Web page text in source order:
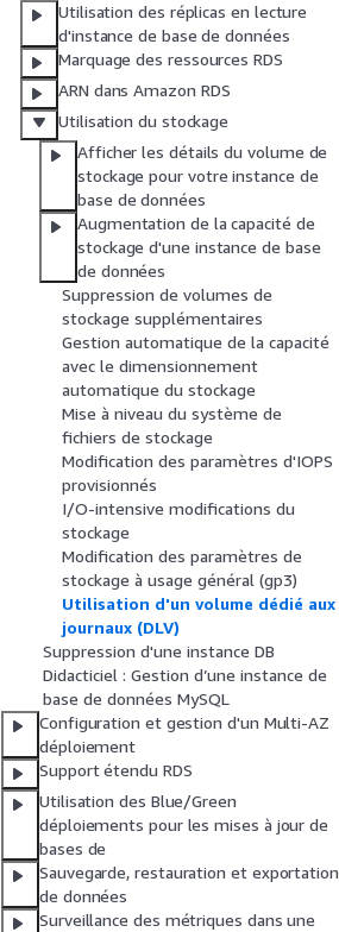
Utilisation des réplicas en lecture
d'instance de base de données
Marquage des ressources RDS
ARN dans Amazon RDS
Utilisation du stockage
Afficher les détails du volume de
stockage pour votre instance de
base de données
Augmentation de la capacité de
stockage d'une instance de base
de données
Suppression de volumes de
stockage supplémentaires
Gestion automatique de la capacité
avec le dimensionnement
automatique du stockage
Mise à niveau du système de
fichiers de stockage
Modification des paramètres d'IOPS
provisionnés
I/O-intensive modifications du
stockage
Modification des paramètres de
stockage à usage général (gp3)
Utilisation d'un volume dédié aux
journaux (DLV)
Suppression d'une instance DB
Didacticiel : Gestion d’une instance de
base de données MySQL
Configuration et gestion d'un Multi-AZ
déploiement
Support étendu RDS
Utilisation des Blue/Green
déploiements pour les mises à jour de
bases de
Sauvegarde, restauration et exportation
de données
Surveillance des métriques dans une